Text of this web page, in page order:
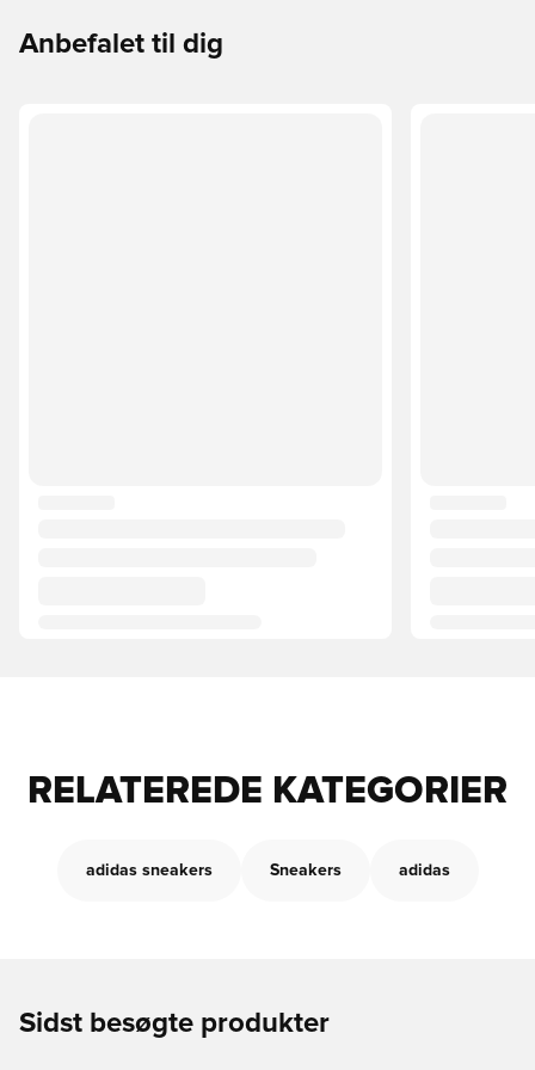
Anbefalet til dig
RELATEREDE KATEGORIER
adidas sneakers Sneakers adidas
Sidst besøgte produkter